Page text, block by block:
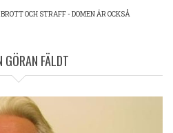
BROTT OCH STRAFF - DOMEN ÄR OCKSÅ
GÖRAN FÄLDT